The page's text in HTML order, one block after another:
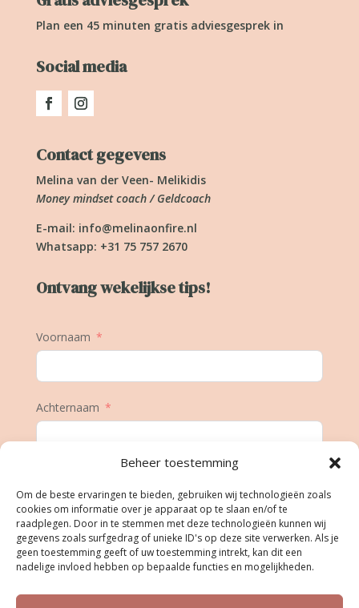
Beheer toestemming
Om de beste ervaringen te bieden, gebruiken wij technologieën zoals
cookies om informatie over je apparaat op te slaan en/of te
raadplegen. Door in te stemmen met deze technologieën kunnen wij
gegevens zoals surfgedrag of unieke ID's op deze site verwerken. Als je
geen toestemming geeft of uw toestemming intrekt, kan dit een
nadelige invloed hebben op bepaalde functies en mogelijkheden.
Plan een 45 minuten gratis adviesgesprek in
Social media
Contact gegevens
Melina van der Veen- Melikidis
Money mindset coach / Geldcoach
E-mail: info@melinaonfire.nl
Whatsapp: +31 75 757 2670
Ontvang wekelijkse tips!
Voornaam
Achternaam
Geboortedatum